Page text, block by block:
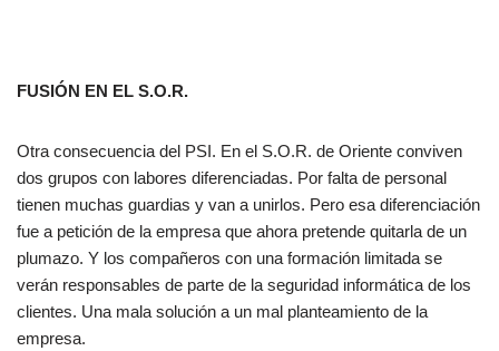
FUSIÓN EN EL S.O.R.
Otra consecuencia del PSI. En el S.O.R. de Oriente conviven
dos grupos con labores diferenciadas. Por falta de personal
tienen muchas guardias y van a unirlos. Pero esa diferenciación
fue a petición de la empresa que ahora pretende quitarla de un
plumazo. Y los compañeros con una formación limitada se
verán responsables de parte de la seguridad informática de los
clientes. Una mala solución a un mal planteamiento de la
empresa.